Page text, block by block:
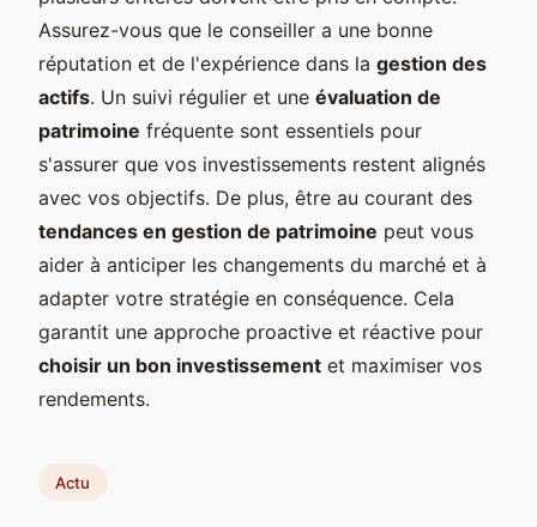
Assurez-vous que le conseiller a une bonne
réputation et de l'expérience dans la gestion des
actifs. Un suivi régulier et une évaluation de
patrimoine fréquente sont essentiels pour
s'assurer que vos investissements restent alignés
avec vos objectifs. De plus, être au courant des
tendances en gestion de patrimoine peut vous
aider à anticiper les changements du marché et à
adapter votre stratégie en conséquence. Cela
garantit une approche proactive et réactive pour
choisir un bon investissement et maximiser vos
rendements.
Actu